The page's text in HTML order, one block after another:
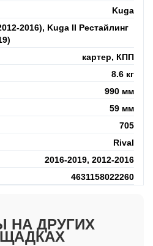
Kuga
2016), Kuga II Рестайлинг
картер, КПП
8.6 кг
990 мм
59 мм
705
Rival
2016-2019, 2012-2016
4631158022260
НА ДРУГИХ